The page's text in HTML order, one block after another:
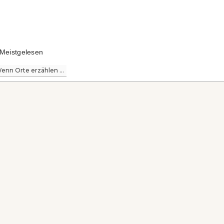
Orte erzählen ...